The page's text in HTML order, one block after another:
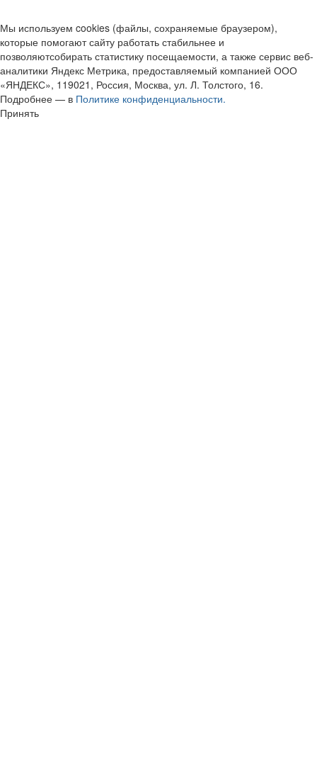
Мы используем cookies (файлы, сохраняемые браузером),
которые помогают сайту работать стабильнее и
позволяютсобирать статистику посещаемости, а также сервис веб-
аналитики Яндекс Метрика, предоставляемый компанией ООО
«ЯНДЕКС», 119021, Россия, Москва, ул. Л. Толстого, 16.
Подробнее — в Политике конфиденциальности.
Принять